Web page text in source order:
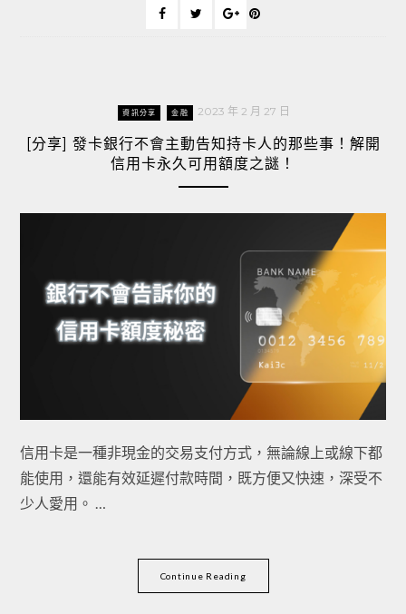
資訊分享 金融 2023 年 2 月 27 日
[分享] 發卡銀行不會主動告知持卡人的那些事！解開
信用卡永久可用額度之謎！
信用卡是一種非現金的交易支付方式，無論線上或線下都
能使用，還能有效延遲付款時間，既方便又快速，深受不
少人愛用。 …
Continue Reading